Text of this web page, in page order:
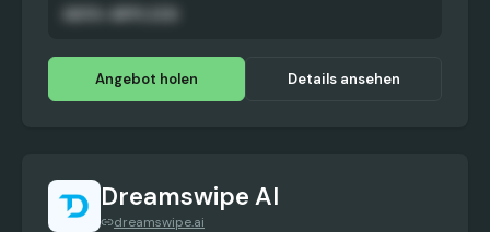
Angebot holen Details ansehen
Dreamswipe AI
dreamswipe.ai